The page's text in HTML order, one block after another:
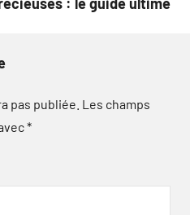
pas publiée. Les champs
*